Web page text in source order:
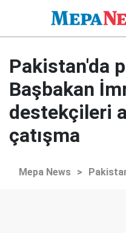
Pakistan'da
Başbakan
destekçileri
çatışma
Mepa News >